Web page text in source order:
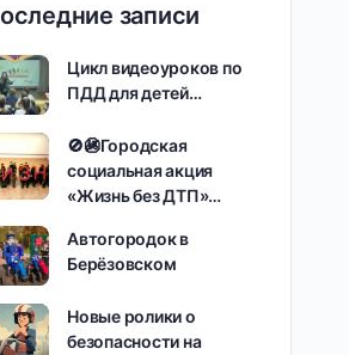
записи
Цикл видеоуроков по
ПДД для детей…
🚫🚳Городская
социальная акция
«Жизнь без ДТП»…
Автогородок в
Берёзовском
Новые ролики о
безопасности на